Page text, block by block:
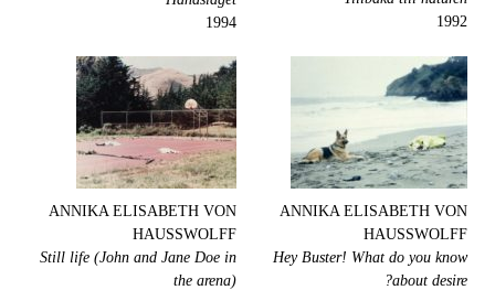
1992
1994
ANNIKA ELISABETH VON
HAUSSWOLFF
Hey Buster! What do you know
about desire?
ANNIKA ELISABETH VON
HAUSSWOLFF
Still life (John and Jane Doe in
the arena)